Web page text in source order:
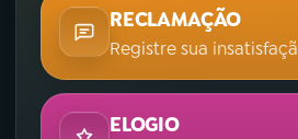
RECLAMAÇÃO
Registre sua
ELOGIO